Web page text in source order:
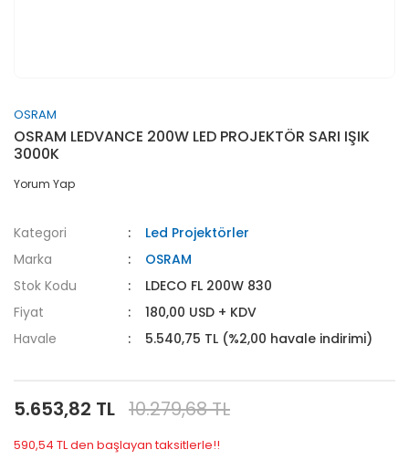
OSRAM
OSRAM LEDVANCE 200W LED PROJEKTÖR SARI IŞIK
3000K
Yorum Yap
Kategori
Led Projektörler
Marka
OSRAM
Stok Kodu
LDECO FL 200W 830
Fiyat
180,00 USD + KDV
Havale
5.540,75 TL (%2,00 havale indirimi)
5.653,82 TL 10.279,68 TL
590,54 TL den başlayan taksitlerle!!